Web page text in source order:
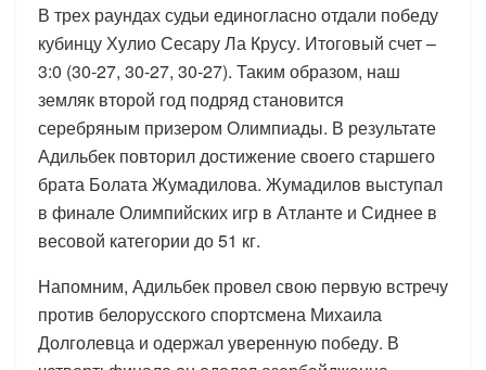
В трех раундах судьи единогласно отдали победу
кубинцу Хулио Сесару Ла Крусу. Итоговый счет –
3:0 (30-27, 30-27, 30-27). Таким образом, наш
земляк второй год подряд становится
серебряным призером Олимпиады. В результате
Адильбек повторил достижение своего старшего
брата Болата Жумадилова. Жумадилов выступал
в финале Олимпийских игр в Атланте и Сиднее в
весовой категории до 51 кг.
Напомним, Адильбек провел свою первую встречу
против белорусского спортсмена Михаила
Долголевца и одержал уверенную победу. В